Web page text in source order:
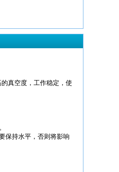
真空度，工作稳定，使
保持水平，否则将影响